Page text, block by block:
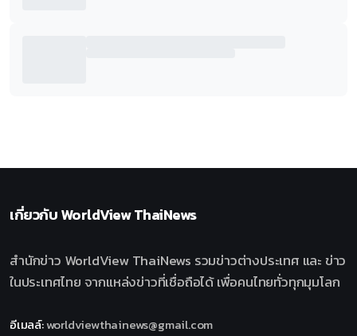
เกี่ยวกับWorldView ThaiNews
สำนักข่าว WorldView ThaiNews รวมข่าวต่างประเทศ และ ข่าว
ในประเทศไทย จากแหล่งข่าวที่เชื่อถือได้ เพื่อคนไทยทั่วทุกมุมโลก
อีเมลล์:worldviewthainews@gmail.com